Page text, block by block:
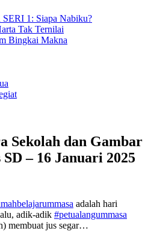
1: Siapa Nabiku?
Tak Ternilai
Bingkai Makna
Sekolah dan Gambar
– 16 Januari 2025
adalah hari
adik-adik #petualangummasa
membuat jus segar…